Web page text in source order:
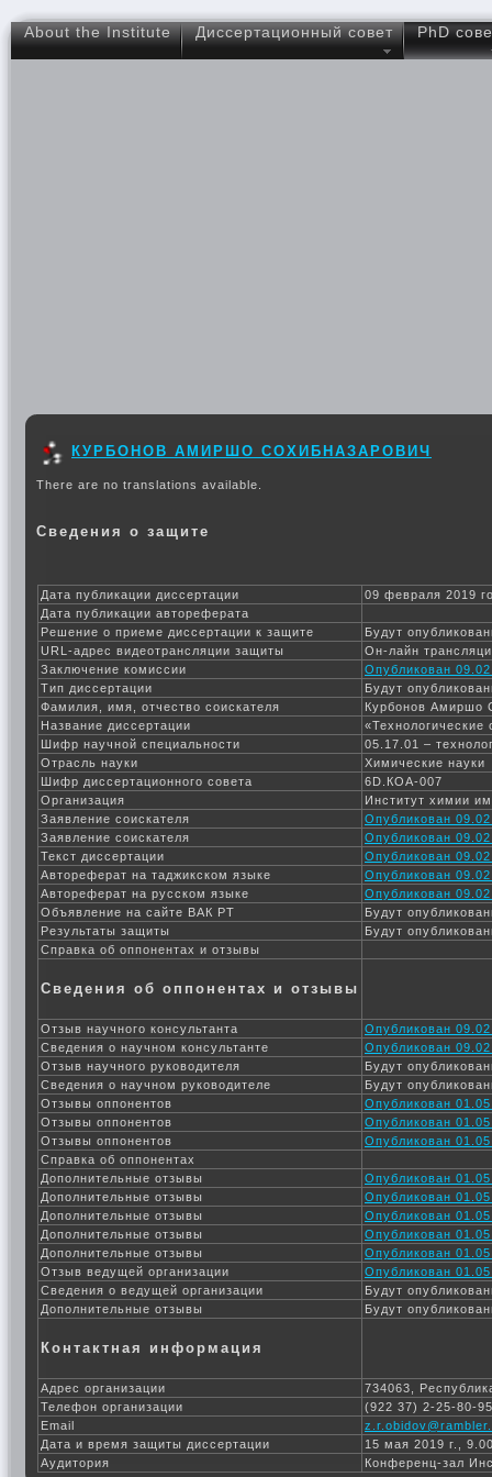
About the Institute Диссертационный совет PhD
КУРБОНОВ АМИРШО СОХИБНАЗАРОВИЧ
There are no translations available.
Сведения о защите
Дата публикации диссертации
09 февраля 2019
Дата публикации автореферата
Решение о приеме диссертации к защите
Будут
URL-адрес видеотрансляции защиты
Он-лайн
Заключение комиссии
Опубликован
Тип диссертации
Будут
Фамилия, имя, отчество соискателя
Курбонов Амиршо
Название диссертации
Шифр научной специальности
05.17.01 –
Отрасль науки
Химические науки
Шифр диссертационного совета
6D.КОА-007
Организация
Институт химии
Заявление соискателя
Опубликован
Заявление соискателя
Опубликован
Текст диссертации
Опубликован
Автореферат на таджикском языке
Опубликован
Автореферат на русском языке
Опубликован
Объявление на сайте ВАК РТ
Будут
Результаты защиты
Будут
Справка об оппонентах и отзывы
Сведения об оппонентах и отзывы
Отзыв научного консультанта
Опубликован
Сведения о научном консультанте
Опубликован
Отзыв научного руководителя
Будут
Сведения о научном руководителе
Будут
Отзывы оппонентов
Опубликован
Отзывы оппонентов
Опубликован
Отзывы оппонентов
Опубликован
Справка об оппонентах
Дополнительные отзывы
Опубликован
Дополнительные отзывы
Опубликован
Дополнительные отзывы
Опубликован
Дополнительные отзывы
Опубликован
Дополнительные отзывы
Опубликован
Отзыв ведущей организации
Опубликован
Сведения о ведущей организации
Будут
Дополнительные отзывы
Будут
Контактная информация
Адрес организации
734063,
Телефон организации
(922 37) 2-25-80-95
Email
Дата и время защиты диссертации
15 мая 2019 г.,
Аудитория
Конференц-зал